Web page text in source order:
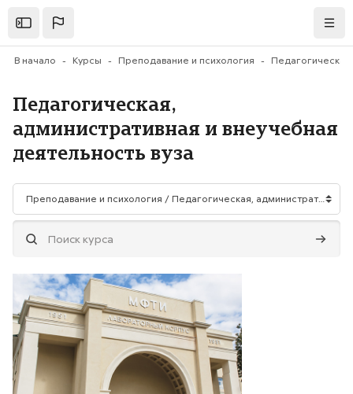
Открыть
В начало Курсы Преподавание и психология
Педагогическая,
административная и внеучебная
деятельность вуза
Категории курсов
Поиск курса Поиск